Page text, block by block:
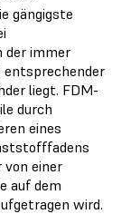
gängigste
der immer
liegt. FDM-
durch
eines
von einer
auf dem
wird.